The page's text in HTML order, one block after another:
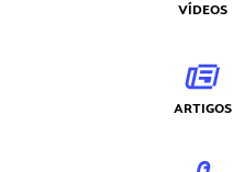
VÍDEOS
ARTIGOS